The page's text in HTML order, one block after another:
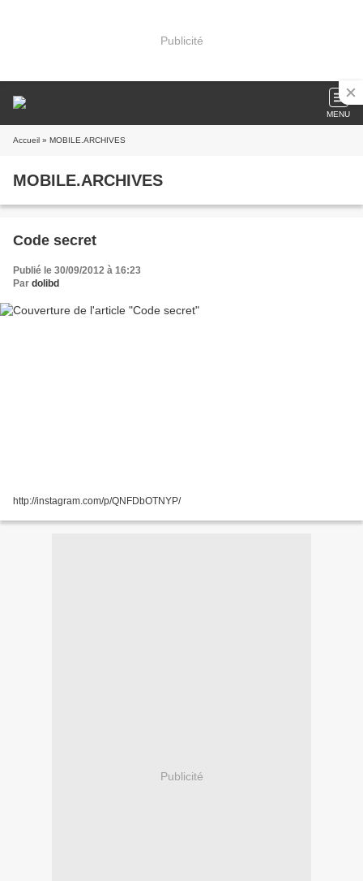
Publicité
MENU
Accueil » MOBILE.ARCHIVES
MOBILE.ARCHIVES
Code secret
Publié le 30/09/2012 à 16:23
Par dolibd
http://instagram.com/p/QNFDbOTNYP/
Publicité